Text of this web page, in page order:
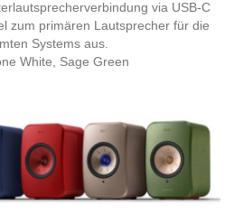
via USB-C
zum primären Lautsprecher für die
Systems aus.
White, Sage Green